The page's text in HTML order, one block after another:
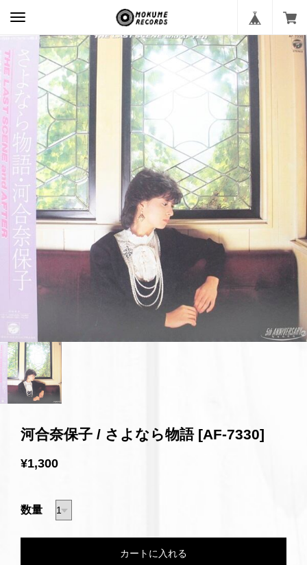
河合奈保子 / さよなら物語 [AF-7330]
¥1,300
数量